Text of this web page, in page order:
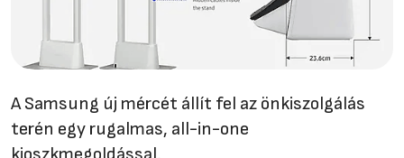
A Samsung új mércét állít fel az önkiszolgálás
terén egy rugalmas, all-in-one